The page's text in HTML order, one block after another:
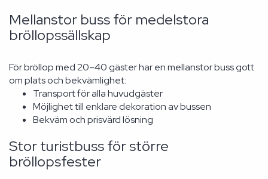
Mellanstor buss för medelstora
bröllopssällskap
För bröllop med 20–40 gäster har en mellanstor buss gott
om plats och bekvämlighet:
Transport för alla huvudgäster
Möjlighet till enklare dekoration av bussen
Bekväm och prisvärd lösning
Stor turistbuss för större
bröllopsfester